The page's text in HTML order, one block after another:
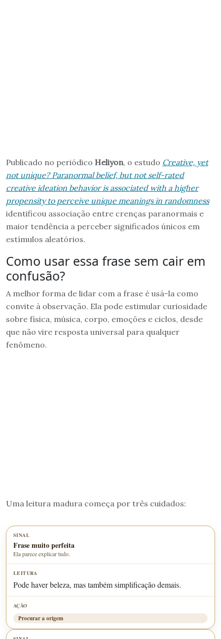
Publicado no periódico Heliyon, o estudo Creative, yet
not unique? Paranormal belief, but not self-rated
creative ideation behavior is associated with a higher
propensity to perceive unique meanings in randomness
identificou associação entre crenças paranormais e
maior tendência a perceber significados únicos em
estímulos aleatórios.
Como usar essa frase sem cair em
confusão?
A melhor forma de lidar com a frase é usá-la como
convite à observação. Ela pode estimular curiosidade
sobre física, música, corpo, emoções e ciclos, desde
que não vire resposta universal para qualquer
fenômeno.
Uma leitura madura começa por três cuidados:
Frase muito perfeita
Ela parece explicar tudo.
Pode haver beleza, mas também simplificação demais.
Procurar a origem